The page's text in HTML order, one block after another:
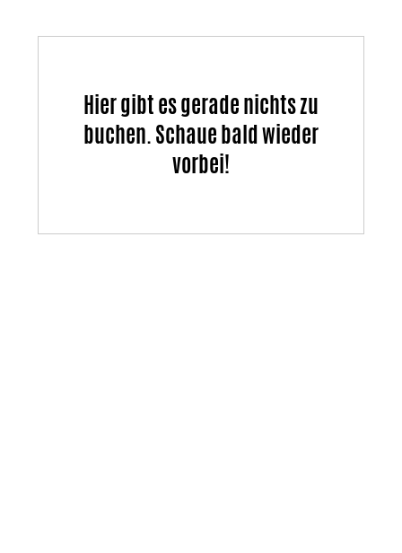
Hier gibt es gerade nichts zu
buchen. Schaue bald wieder
vorbei!